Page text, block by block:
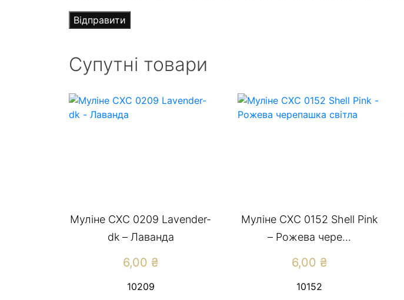
Супутні товари
Муліне СХС 0209 Lavender-
dk – Лаванда
6,00 ₴
10209
Муліне CXC 0152 Shell Pink
– Рожева чере...
6,00 ₴
10152